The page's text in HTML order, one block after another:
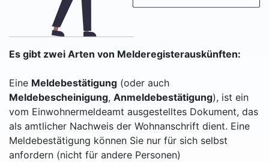
Es gibt zwei Arten von Melderegisterauskünften:
Eine Meldebestätigung (oder auch
Meldebescheinigung, Anmeldebestätigung), ist ein
vom Einwohnermeldeamt ausgestelltes Dokument, das
als amtlicher Nachweis der Wohnanschrift dient. Eine
Meldebestätigung können Sie nur für sich selbst
anfordern (nicht für andere Personen)